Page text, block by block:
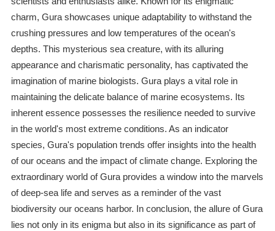
charm, Gura showcases unique adaptability to withstand the
crushing pressures and low temperatures of the ocean's
depths. This mysterious sea creature, with its alluring
appearance and charismatic personality, has captivated the
imagination of marine biologists. Gura plays a vital role in
maintaining the delicate balance of marine ecosystems. Its
inherent essence possesses the resilience needed to survive
in the world's most extreme conditions. As an indicator
species, Gura's population trends offer insights into the health
of our oceans and the impact of climate change. Exploring the
extraordinary world of Gura provides a window into the marvels
of deep-sea life and serves as a reminder of the vast
biodiversity our oceans harbor. In conclusion, the allure of Gura
lies not only in its enigma but also in its significance as part of